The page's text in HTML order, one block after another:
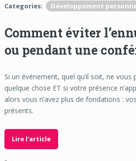
Categories:
Développement
Comment éviter
ou pendant une
Si un événement, quel qu’il soit, ne vous
quelque chose ET si votre présence
alors vous n’avez plus de fondations :
présents.
Lire l'article